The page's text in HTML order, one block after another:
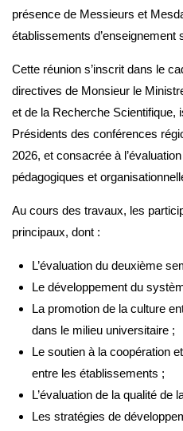
présence de Messieurs et
établissements d’enseignement
Cette réunion s’inscrit dans le
directives de Monsieur le
et de la Recherche Scientifique,
Présidents des conférences
2026, et consacrée à
pédagogiques et
Au cours des travaux, les
principaux, dont :
L’évaluation du deuxième
Le développement du
La promotion de la culture
dans le milieu universitaire ;
Le soutien à la coopération
entre les établissements ;
L’évaluation de la qualité de
Les stratégies de